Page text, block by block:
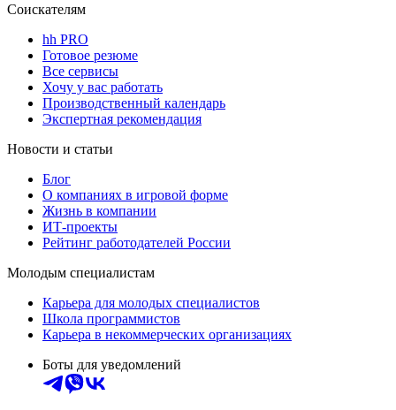
Соискателям
hh PRO
Готовое резюме
Все сервисы
Хочу у вас работать
Производственный календарь
Экспертная рекомендация
Новости и статьи
Блог
О компаниях в игровой форме
Жизнь в компании
ИТ-проекты
Рейтинг работодателей России
Молодым специалистам
Карьера для молодых специалистов
Школа программистов
Карьера в некоммерческих организациях
Боты для уведомлений